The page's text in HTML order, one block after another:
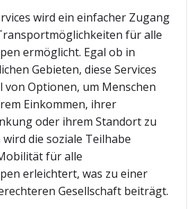
wird ein einfacher Zugang
für alle
ermöglicht. Egal ob in
Gebieten, diese Services
von Optionen, um Menschen
Einkommen, ihrer
oder ihrem Standort zu
die soziale Teilhabe
für alle
erleichtert, was zu einer
Gesellschaft beiträgt.